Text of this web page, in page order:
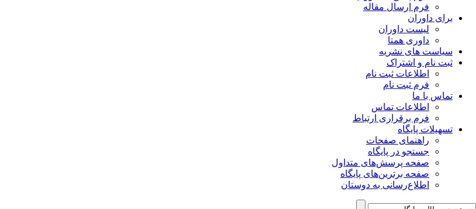
فرم ارسال مقاله
برای داوران
لیست داوران
داوری همتا
سیاست های نشریه
ثبت نام و اشتراک
اطلاعات ثبت نام
فرم ثبت نام
تماس با ما
اطلاعات تماس
فرم برقراری ارتباط
تسهیلات پایگاه
راهنمای صفحات
جستجو در پایگاه
صفحه پرسش‌های متداول
صفحه برترین‌های پایگاه
اطلاع‌رسانی به دوستان